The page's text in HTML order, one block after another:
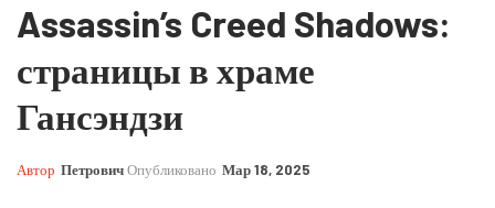
Assassin’s Creed Shadows:
страницы в храме
Гансэндзи
Автор ПетровичОпубликовано Мар 18, 2025